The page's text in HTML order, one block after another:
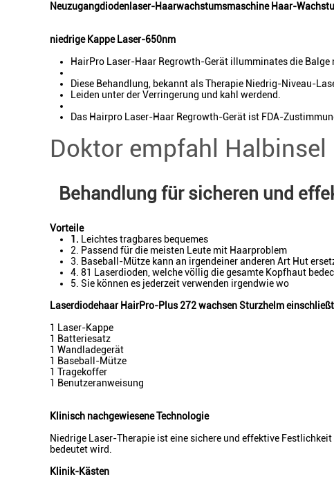
Neuzugangdiodenlaser-Haarwachstumsmaschine Haar-
niedrige Kappe Laser-650nm
HairPro Laser-Haar Regrowth-Gerät illumminates die
Diese Behandlung, bekannt als Therapie Niedrig-Niveau-
Leiden unter der Verringerung und kahl werdend.
Das Hairpro Laser-Haar Regrowth-Gerät ist FDA-
Doktor empfahl
Behandlung für sicheren und
Vorteile
1. Leichtes tragbares bequemes
2. Passend für die meisten Leute mit Haarproblem
3. Baseball-Mütze kann an irgendeiner anderen Art Hut
4. 81 Laserdioden, welche völlig die gesamte Kopfhaut
5. Sie können es jederzeit verwenden irgendwie wo
Laserdiodehaar HairPro-Plus 272 wachsen Sturzhelm einschließt
1 Laser-Kappe
1 Batteriesatz
1 Wandladegerät
1 Baseball-Mütze
1 Tragekoffer
1 Benutzeranweisung
Klinisch nachgewiesene Technologie
Niedrige Laser-Therapie ist eine sichere und effektive
bedeutet wird.
Klinik-Kästen